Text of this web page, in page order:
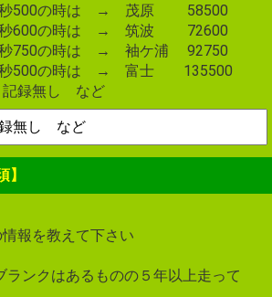
500の時は → 茂原 58500
600の時は → 筑波 72600
750の時は → 袖ケ浦 92750
500の時は → 富士 135500
録無し など
】
報を教えて下さい
ンクはあるものの５年以上走って